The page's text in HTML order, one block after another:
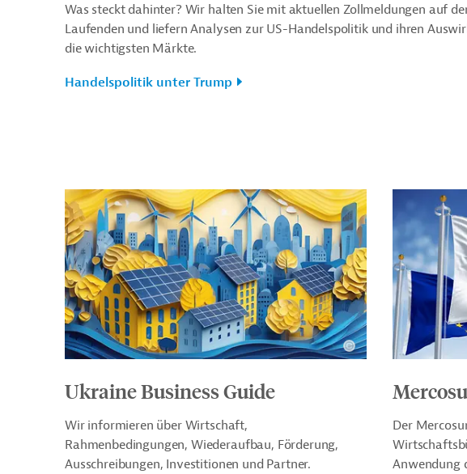
Was steckt dahinter? Wir halten Sie mit aktuellen Zollmeldungen auf
Laufenden und liefern Analysen zur US-Handelspolitik und ihren
die wichtigsten Märkte.
Handelspolitik unter Trump
Ukraine Business Guide
Wir informieren über Wirtschaft,
Rahmenbedingungen, Wiederaufbau, Förderung,
Ausschreibungen, Investitionen und Partner.
Der
Anwendung